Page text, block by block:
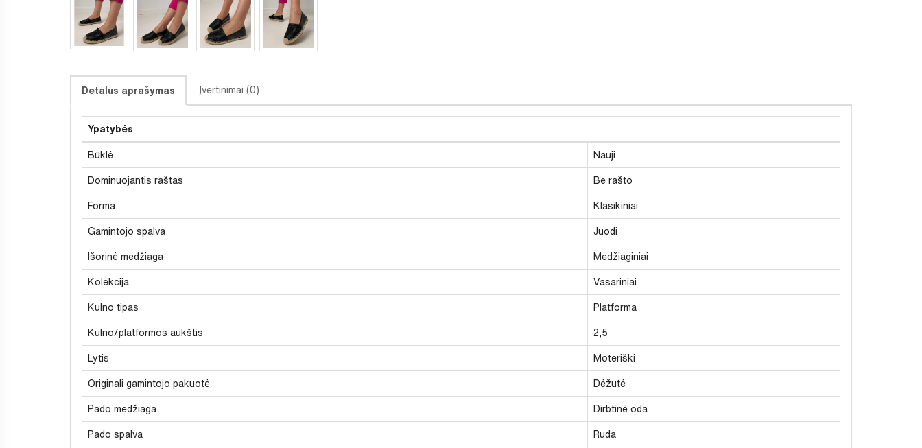
Detalus aprašymas Įvertinimai (0)
Ypatybės
Būklė Nauji
Dominuojantis raštas Be rašto
Forma Klasikiniai
Gamintojo spalva Juodi
Išorinė medžiaga Medžiaginiai
Kolekcija Vasariniai
Kulno tipas Platforma
Kulno/platformos aukštis 2,5
Lytis Moteriški
Originali gamintojo pakuotė Dėžutė
Pado medžiaga Dirbtinė oda
Pado spalva Ruda